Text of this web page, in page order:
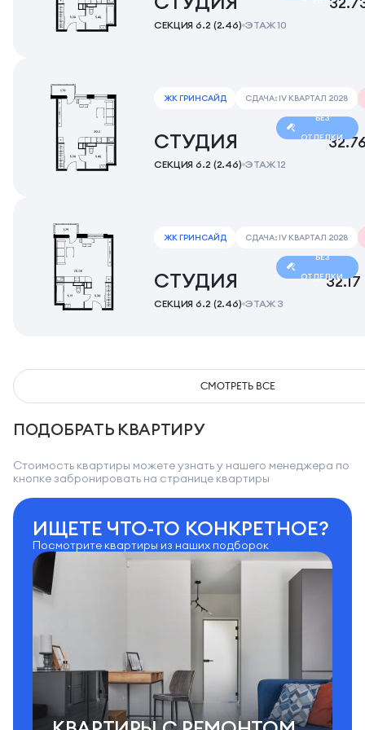
СМОТРЕТЬ ВСЕ
СЕКЦИЯ 6.2 (2.46) ЭТАЖ 10
ЖК ГРИНСАЙД СДАЧА: IV КВАРТАЛ 2028
СТУДИЯ
СЕКЦИЯ 6.2 (2.46) ЭТАЖ 12
БЕЗ
ОТДЕЛКИ
ЖК ГРИНСАЙД СДАЧА: IV КВАРТАЛ 2028
СТУДИЯ
СЕКЦИЯ 6.2 (2.46) ЭТАЖ 3
БЕЗ
ОТДЕЛКИ
ПОДОБРАТЬ КВАРТИРУ
Стоимость квартиры можете узнать у нашего менеджера по
кнопке забронировать на странице квартиры
ИЩЕТЕ ЧТО-ТО КОНКРЕТНОЕ?
Посмотрите квартиры из наших подборок